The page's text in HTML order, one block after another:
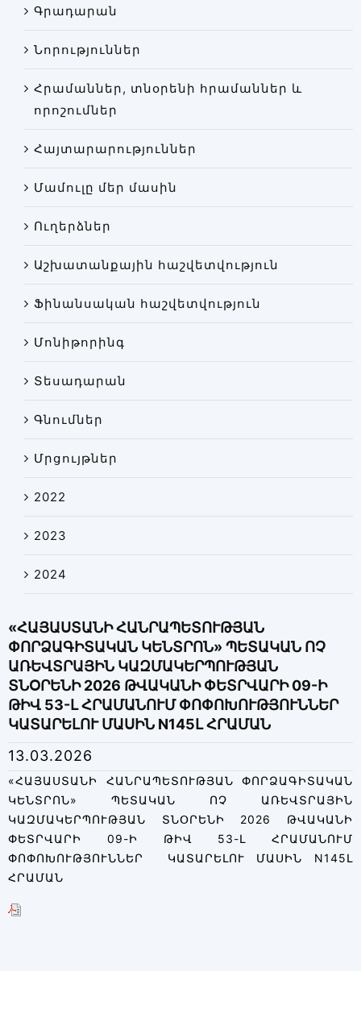
Փորձաքննությունների տեսակները
Գրադարան
Կայքի քարտեզ
Գրադարան
Նորություններ
Հրամաններ, տնօրենի հրամաններ և
որոշումներ
Հայտարարություններ
Մամուլը մեր մասին
Ուղերձներ
Աշխատանքային հաշվետվություն
Ֆինանսական հաշվետվություն
Մոնիթորինգ
Տեսադարան
Գնումներ
Մրցույթներ
2022
2023
2024
«ՀԱՅԱՍՏԱՆԻ ՀԱՆՐԱՊԵՏՈՒԹՅԱՆ
ՓՈՐՁԱԳԻՏԱԿԱՆ ԿԵՆՏՐՈՆ» ՊԵՏԱԿԱՆ ՈՉ
ԱՌԵՎՏՐԱՅԻՆ ԿԱԶՄԱԿԵՐՊՈՒԹՅԱՆ
ՏՆՕՐԵՆԻ 2026 ԹՎԱԿԱՆԻ ՓԵՏՐՎԱՐԻ 09-Ի
ԹԻՎ 53-Լ ՀՐԱՄԱՆՈՒՄ ՓՈՓՈԽՈՒԹՅՈՒՆՆԵՐ
ԿԱՏԱՐԵԼՈՒ ՄԱՍԻՆ N145Լ ՀՐԱՄԱՆ
13.03.2026
«ՀԱՅԱՍՏԱՆԻ ՀԱՆՐԱՊԵՏՈՒԹՅԱՆ ՓՈՐՁԱԳԻՏԱԿԱՆ
ԿԵՆՏՐՈՆ» ՊԵՏԱԿԱՆ ՈՉ ԱՌԵՎՏՐԱՅԻՆ
ԿԱԶՄԱԿԵՐՊՈՒԹՅԱՆ ՏՆՕՐԵՆԻ 2026 ԹՎԱԿԱՆԻ
ՓԵՏՐՎԱՐԻ 09-Ի ԹԻՎ 53-Լ ՀՐԱՄԱՆՈՒՄ
ՓՈՓՈԽՈՒԹՅՈՒՆՆԵՐ ԿԱՏԱՐԵԼՈՒ ՄԱՍԻՆ N145Լ
ՀՐԱՄԱՆ